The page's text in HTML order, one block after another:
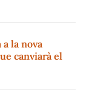
la nova
canviarà el